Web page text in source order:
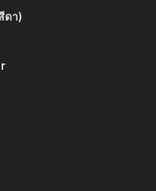
ดา)